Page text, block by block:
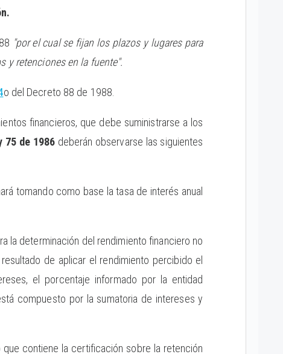
"por el cual se fijan los plazos y lugares para
y retenciones en la fuente".
o del Decreto 88 de 1988.
financieros, que debe suministrarse a los
75 de 1986 deberán observarse las siguientes
tomando como base la tasa de interés anual
la determinación del rendimiento financiero no
de aplicar el rendimiento percibido el
el porcentaje informado por la entidad
compuesto por la sumatoria de intereses y
contiene la certificación sobre la retención